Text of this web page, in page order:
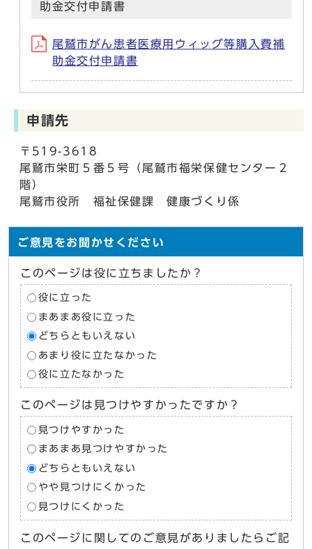
助金交付申請書
尾鷲市がん患者医療用ウィッグ等購入費補
助金交付申請書
申請先
〒519-3618
尾鷲市栄町５番５号（尾鷲市福栄保健センター２
階）
尾鷲市役所 福祉保健課 健康づくり係
ご意見をお聞かせください
このページは役に立ちましたか？
役に立った
まあまあ役に立った
どちらともいえない
あまり役に立たなかった
役に立たなかった
このページは見つけやすかったですか？
見つけやすかった
まあまあ見つけやすかった
どちらともいえない
やや見つけにくかった
見つけにくかった
このページに関してのご意見がありましたらご記